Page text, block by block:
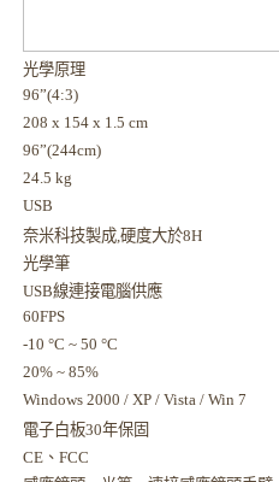
光學原理
96”(4:3)
208 x 154 x 1.5 cm
96”(244cm)
24.5 kg
USB
奈米科技製成,硬度大於8H
光學筆
USB線連接電腦供應
60FPS
-10 °C ~ 50 °C
20% ~ 85%
Windows 2000 / XP / Vista / Win 7
電子白板30年保固
CE、FCC